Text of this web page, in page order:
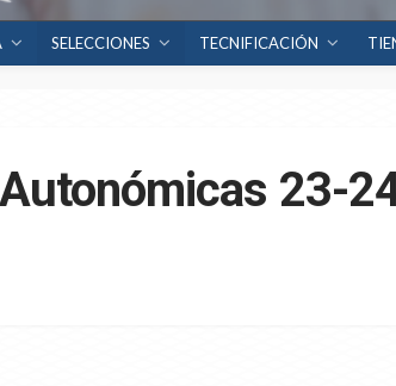
SELECCIONES TECNIFICACIÓN
23-